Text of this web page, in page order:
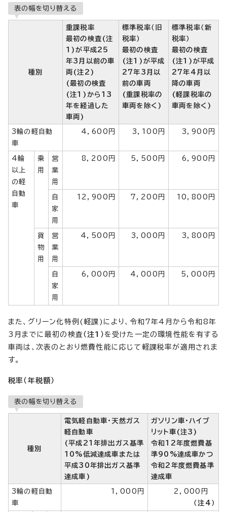
表の幅を切り替える
種別
重課税率
最初の検査 (注
1)が平成25
年3月以前の車
両 (注2)
(最初の検査
(注1)から13
年を経過した
車両)
標準税率（旧
税率）
最初の検査
(注1) が平成
27年3月以
前の車両
(重課税率の
車両を除く)
標準税率（新
税率）
最初の検査
(注1) が平成
27年4月以
降の車両
(軽課税率の
車両を除く)
3輪の軽自動
車
4，600円 3，100円 3，900円
4輪
以上
の軽
自動
車
乗
用
営
業
用
8，200円 5，500円 6，900円
自
家
用
12，900円 7，200円 10，800円
貨
物
用
営
業
用
4，500円 3，000円 3，800円
自
家
用
6，000円 4，000円 5，000円
また、グリーン化特例(軽課)により、令和7年4月から令和8年
3月までに最初の検査 （注1） を受けた一定の環境性能を有する
車両は、次表のとおり燃費性能に応じて軽課税率が適用されま
す。
税率（年税額）
表の幅を切り替える
種別
電気軽自動車・天然ガス
軽自動車
(平成21年排出ガス基準
10%低減達成車または
平成30年排出ガス基準
達成車)
ガソリン車・ハイブ
リット車(注3)
令和12年度燃費基
準90%達成車かつ
令和2年度燃費基準
達成車
3輪の軽自動
車
1，000円
2，000円
（注4）